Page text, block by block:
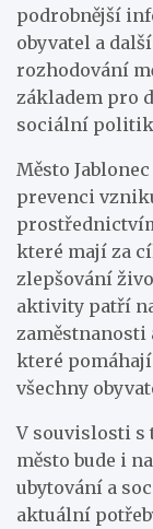
podrobnější
obyvatel a
rozhodování
základem pro
sociální
Město
prevenci
které mají za
zlepšování
aktivity patří
které
všechny
V souvislosti s
město bude i
ubytování a
aktuální